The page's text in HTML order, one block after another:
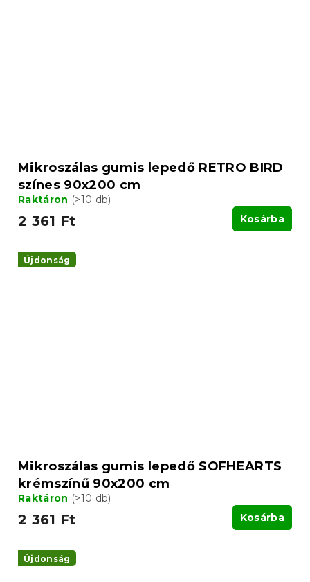
Mikroszálas gumis lepedő RETRO BIRD
színes 90x200 cm
Raktáron (>10 db)
2 361 Ft Kosárba
Újdonság
Mikroszálas gumis lepedő SOFHEARTS
krémszínű 90x200 cm
Raktáron (>10 db)
2 361 Ft Kosárba
Újdonság